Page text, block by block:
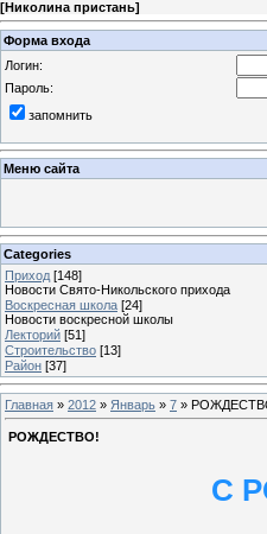
[Николина пристань]
Форма входа
Логин:
Пароль:
запомнить
Меню сайта
Categories
Приход [148]
Новости Свято-Никольского прихода
Воскресная школа [24]
Новости воскресной школы
Лекторий [51]
Строительство [13]
Район [37]
Главная » 2012 » Январь » 7 »
РОЖДЕСТВО!
С